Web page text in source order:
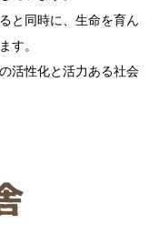
と同時に、生命を育ん
す。
活性化と活力ある社会